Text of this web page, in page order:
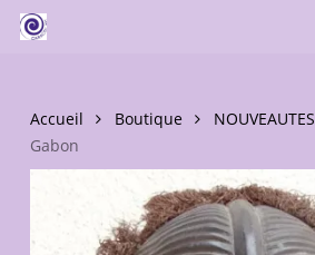
main
Accueil Boutique NOUVEAUTES
Gabon